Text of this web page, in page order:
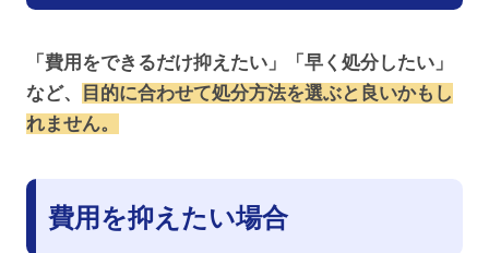
「費用をできるだけ抑えたい」「早く処分したい」
など、
目的に合わせて処分方法を選ぶと良いかもし
れません。
費用を抑えたい場合